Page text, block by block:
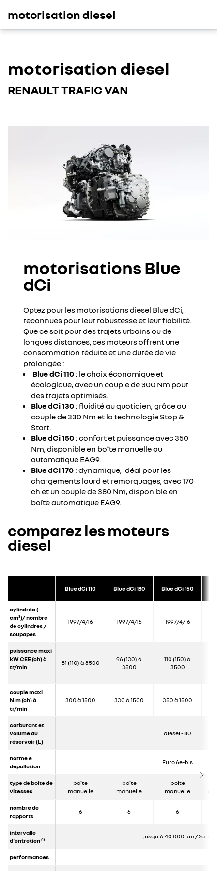
motorisation diesel
motorisation diesel
RENAULT TRAFIC VAN
motorisations Blue
dCi
Optez pour les motorisations diesel Blue dCi,
reconnues pour leur robustesse et leur fiabilité.
Que ce soit pour des trajets urbains ou de
longues distances, ces moteurs offrent une
consommation réduite et une durée de vie
prolongée :
Blue dCi 110 : le choix économique et
écologique, avec un couple de 300 Nm pour
des trajets optimisés.
Blue dCi 130 : fluidité au quotidien, grâce au
couple de 330 Nm et la technologie Stop &
Start.
Blue dCi 150 : confort et puissance avec 350
Nm, disponible en boîte manuelle ou
automatique EAG9.
Blue dCi 170 : dynamique, idéal pour les
chargements lourd et remorquages, avec 170
ch et un couple de 380 Nm, disponible en
boîte automatique EAG9.
comparez les moteurs
diesel
Blue dCi 110 Blue dCi 130 Blue dCi 150
cylindrée (
cm3)/ nombre
de cylindres /
soupapes
1997/4/16 1997/4/16 1997/4/16
puissance maxi
kW CEE (ch) à
tr/min
81 (110) à 3500
96 (130) à
3500
110 (150) à
3500
couple maxi
N.m (ch) à
tr/min
300 à 1500 330 à 1500 350 à 1500
carburant et
volume du
réservoir (L)
diesel - 80
norme e
dépollution
Euro 6e-bis
type de boîte de
vitesses
boîte
manuelle
boîte
manuelle
boîte
manuelle
nombre de
rapports
6 6 6
intervalle
d'entretien (1) jusqu'à 40 000 km / 2ans
performances